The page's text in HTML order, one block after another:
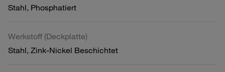
Stahl, Phosphatiert
Werkstoff (Deckplatte)
Stahl, Zink-Nickel Beschichtet